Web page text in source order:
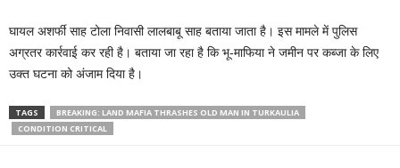
घायल अशर्फी साह टोला निवासी लालबाबू साह बताया जाता है। इस मामले में पुलिस
अग्रतर कार्रवाई कर रही है। बताया जा रहा है कि भू-माफिया ने जमीन पर कब्जा के लिए
उक्त घटना को अंजाम दिया है।
TAGS
BREAKING: LAND MAFIA THRASHES OLD MAN IN TURKAULIA
CONDITION CRITICAL